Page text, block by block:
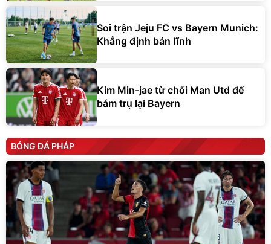
Soi trận Jeju FC vs Bayern Munich:
Khẳng định bản lĩnh
Kim Min-jae từ chối Man Utd để
bám trụ lại Bayern
BÓNG ĐÁ PHÁP